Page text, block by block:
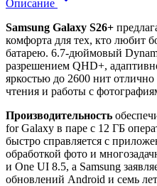
Описание
Samsung Galaxy S26+
комфорта для тех, кто любит
батарею. 6.7-дюймовый
разрешением QHD+,
яркостью до 2600 нит
чтения и работы с
Производительность
for Galaxy в паре с 12 ГБ
быстро справляется с
обработкой фото и
и One UI 8.5, а Samsung
обновлений Android и семь